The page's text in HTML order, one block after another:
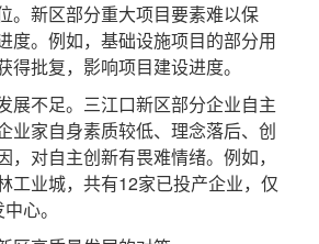
新区部分重大项目要素难以保
度。例如，基础设施项目的部分用
得批复，影响项目建设进度。
不足。三江口新区部分企业自主
业家自身素质较低、理念落后、创
，对自主创新有畏难情绪。例如，
工业城，共有12家已投产企业，仅
心。